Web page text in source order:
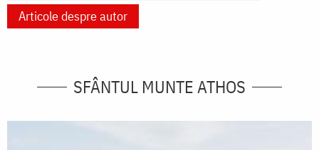
Articole despre autor
SFÂNTUL MUNTE ATHOS